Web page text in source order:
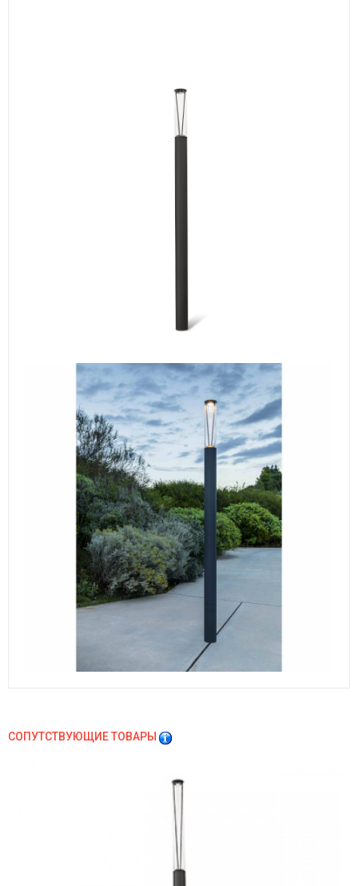
СОПУТСТВУЮЩИЕ ТОВАРЫ